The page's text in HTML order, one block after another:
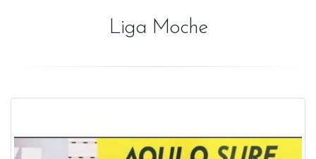
Liga Moche